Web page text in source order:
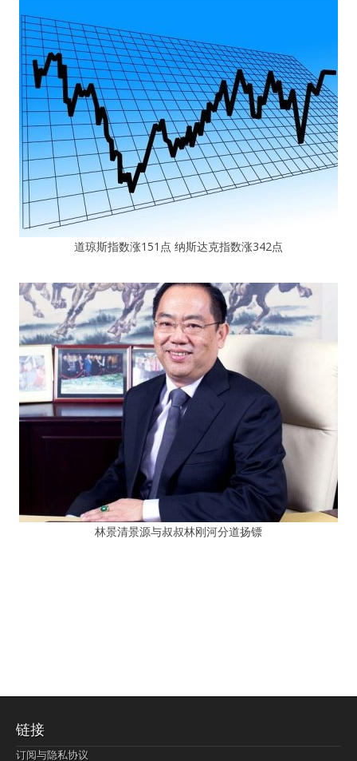
道琼斯指数涨151点 纳斯达克指数涨342点
林景清景源与叔叔林刚河分道扬镖
链接
订阅与隐私协议